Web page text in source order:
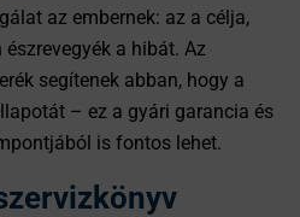
az embernek: az a célja,
a hibát. Az
segítenek abban, hogy a
– ez a gyári garancia és
is fontos lehet.